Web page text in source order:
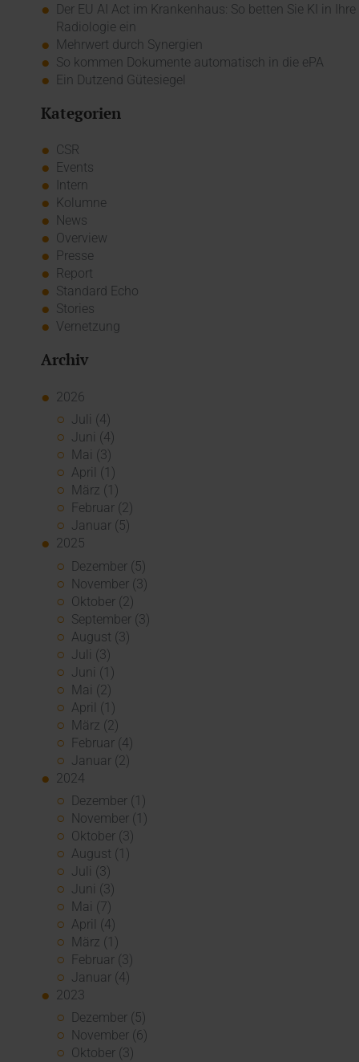
Der EU AI Act im Krankenhaus: So betten Sie KI in Ihre
Radiologie ein
Mehrwert durch Synergien
So kommen Dokumente automatisch in die ePA
Ein Dutzend Gütesiegel
Kategorien
CSR
Events
Intern
Kolumne
News
Overview
Presse
Report
Standard Echo
Stories
Vernetzung
Archiv
2026
Juli (4)
Juni (4)
Mai (3)
April (1)
März (1)
Februar (2)
Januar (5)
2025
Dezember (5)
November (3)
Oktober (2)
September (3)
August (3)
Juli (3)
Juni (1)
Mai (2)
April (1)
März (2)
Februar (4)
Januar (2)
2024
Dezember (1)
November (1)
Oktober (3)
August (1)
Juli (3)
Juni (3)
Mai (7)
April (4)
März (1)
Februar (3)
Januar (4)
2023
Dezember (5)
November (6)
Oktober (3)